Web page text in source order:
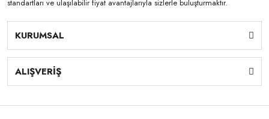
standartları ve ulaşılabilir fiyat avantajlarıyla sizlerle buluşturmaktır.
KURUMSAL
ALIŞVERİŞ